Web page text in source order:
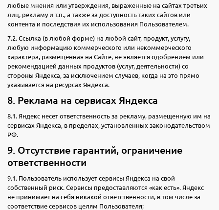
любые мнения или утверждения, выраженные на сайтах третьих
лиц, рекламу и т.п., а также за доступность таких сайтов или
контента и последствия их использования Пользователем.
7.2. Ссылка (в любой форме) на любой сайт, продукт, услугу,
любую информацию коммерческого или некоммерческого
характера, размещенная на Сайте, не является одобрением или
рекомендацией данных продуктов (услуг, деятельности) со
стороны Яндекса, за исключением случаев, когда на это прямо
указывается на ресурсах Яндекса.
8. Реклама на сервисах Яндекса
8.1. Яндекс несет ответственность за рекламу, размещенную им на
сервисах Яндекса, в пределах, установленных законодательством
РФ.
9. Отсутствие гарантий, ограничение
ответственности
9.1. Пользователь использует сервисы Яндекса на свой
собственный риск. Сервисы предоставляются «как есть». Яндекс
не принимает на себя никакой ответственности, в том числе за
соответствие сервисов целям Пользователя;